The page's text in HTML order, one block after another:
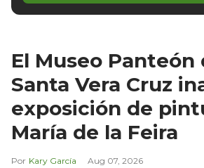
El Museo Panteón
Santa Vera Cruz
exposición de
María de la Feira
Kary García Aug 07, 2026